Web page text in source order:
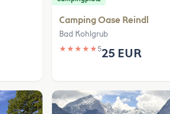
Camping Oase Reindl
Bad Kohlgrub
★ ★ ★ ★ ★525 EUR